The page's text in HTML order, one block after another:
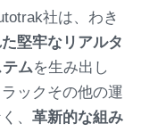
社は、わき
堅牢なリアルタ
ムを生み出し
ックその他の運
、 革新的な組み